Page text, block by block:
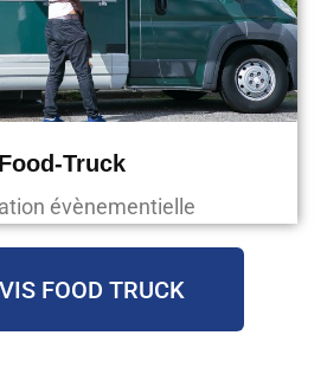
Food-Truck
évènementielle
FOOD TRUCK